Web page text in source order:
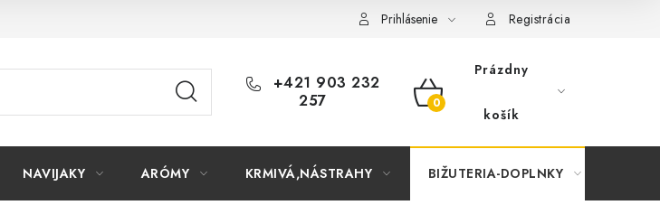
Prihlásenie Registrácia
+421 903 232
257
NÁKUPNÝ
Prázdny
košík
NAVIJAKY ARÓMY KRMIVÁ,NÁSTRAHY BIŽUTERIA-DOPLNKY